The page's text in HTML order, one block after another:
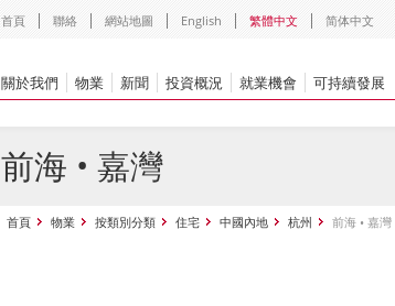
首頁 聯絡 網站地圖 English 繁體中文 简体中文
關於我們 物業 新聞 投資概況 就業機會 可持續發展
前海 • 嘉灣
首頁 物業 按類別分類 住宅 中國內地 杭州 前海 • 嘉灣